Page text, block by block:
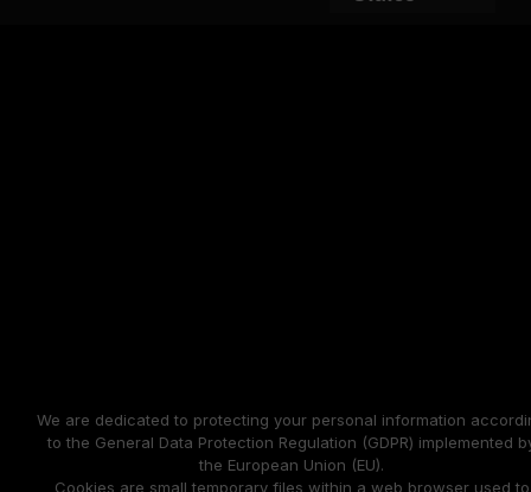
We are dedicated to protecting your personal information
to the General Data Protection Regulation (GDPR) implemented
the European Union (EU).
Cookies are small temporary files within a web browser used to